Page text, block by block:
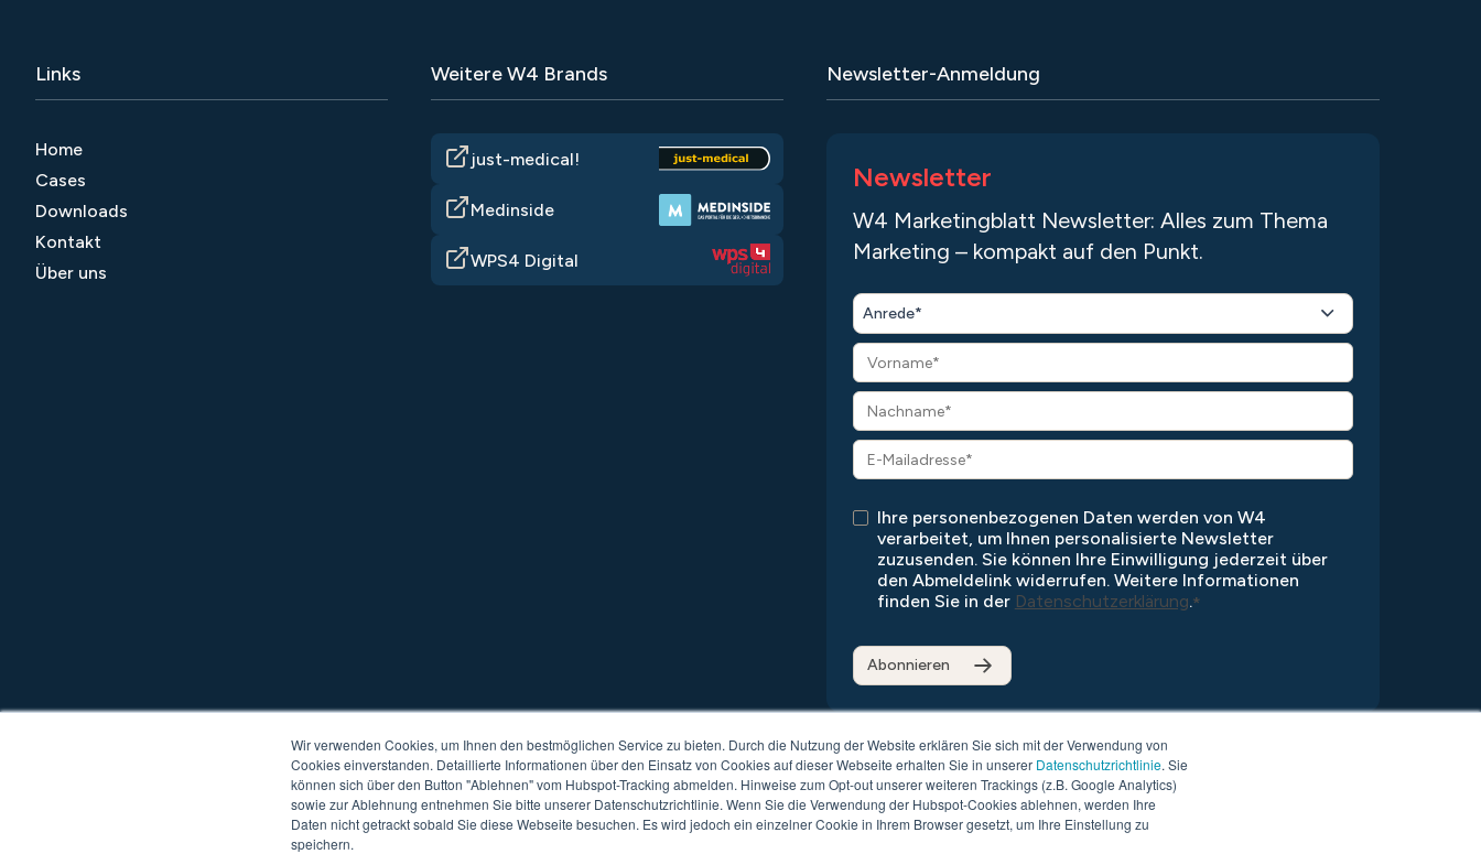
Wir verwenden Cookies, um Ihnen den bestmöglichen Service zu bieten. Durch die Nutzung der Website erklären Sie sich mit der Verwendung von
Cookies einverstanden. Detaillierte Informationen über den Einsatz von Cookies auf dieser Webseite erhalten Sie in unserer Datenschutzrichtlinie. Sie
können sich über den Button "Ablehnen" vom Hubspot-Tracking abmelden. Hinweise zum Opt-out unserer weiteren Trackings (z.B. Google Analytics)
sowie zur Ablehnung entnehmen Sie bitte unserer Datenschutzrichtlinie. Wenn Sie die Verwendung der Hubspot-Cookies ablehnen, werden Ihre
Daten nicht getrackt sobald Sie diese Webseite besuchen. Es wird jedoch ein einzelner Cookie in Ihrem Browser gesetzt, um Ihre Einstellung zu
speichern.
Links
Home
Cases
Downloads
Kontakt
Über uns
Weitere W4 Brands
just-medical!
Medinside
WPS4 Digital
Newsletter-Anmeldung
Newsletter
W4 Marketingblatt Newsletter: Alles zum Thema
Marketing – kompakt auf den Punkt.
Anrede*
Ihre personenbezogenen Daten werden von W4
verarbeitet, um Ihnen personalisierte Newsletter
zuzusenden. Sie können Ihre Einwilligung jederzeit über
den Abmeldelink widerrufen. Weitere Informationen
finden Sie in der Datenschutzerklärung.*
Alle Rechte vorbehaltenDatenschutzKompatibilitätslisteAGBImpressum